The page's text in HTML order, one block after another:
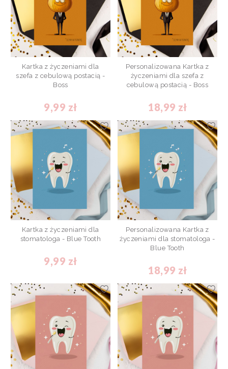
Kartka z życzeniami dla
szefa z cebulową postacią -
Boss
9,99 zł
Personalizowana Kartka z
życzeniami dla szefa z
cebulową postacią - Boss
18,99 zł
Kartka z życzeniami dla
stomatologa - Blue Tooth
9,99 zł
Personalizowana Kartka z
życzeniami dla stomatologa -
Blue Tooth
18,99 zł